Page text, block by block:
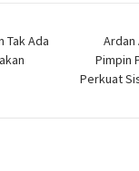
Tak Ada
Ardan
Pimpin
Perkuat